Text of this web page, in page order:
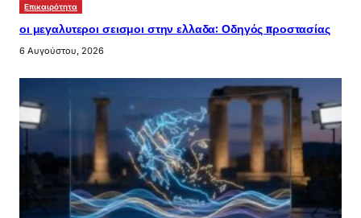
Επικαιρότητα
οι μεγαλυτεροι σεισμοι στην ελλαδα: Οδηγός προστασίας
6 Αυγούστου, 2026